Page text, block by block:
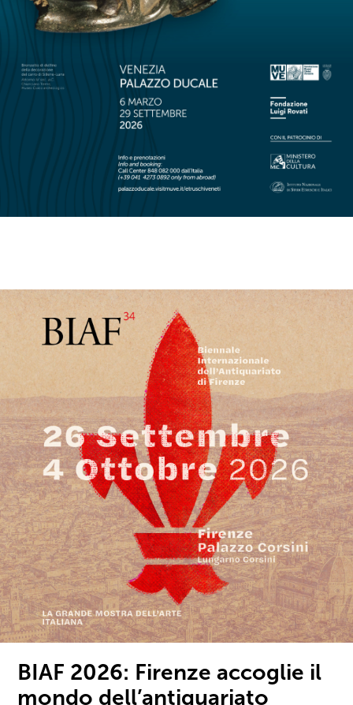
BIAF 2026: Firenze accoglie il
mondo dell’antiquariato